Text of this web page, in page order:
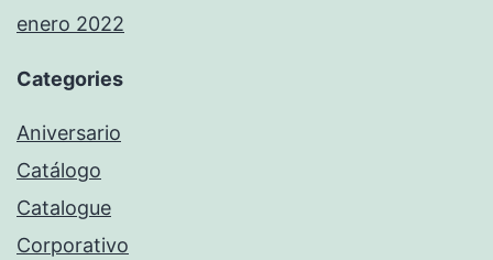
enero 2022
Categories
Aniversario
Catálogo
Catalogue
Corporativo